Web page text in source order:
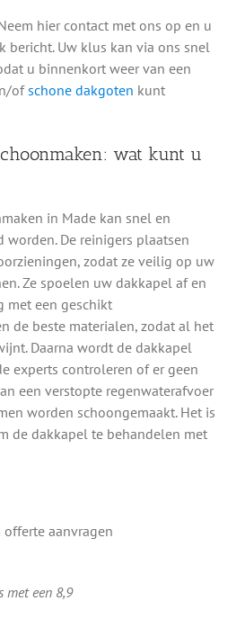
hier contact met ons op en u
bericht. Uw klus kan via ons snel
u binnenkort weer van een
ofschone dakgoten kunt
wat kunt u
in Made kan snel en
De reinigers plaatsen
zodat ze veilig op uw
Ze spoelen uw dakkapel af en
met een geschikt
de beste materialen, zodat al het
Daarna wordt de dakkapel
experts controleren of er geen
een verstopte regenwaterafvoer
worden schoongemaakt. Het is
de dakkapel te behandelen met
met een 8,9